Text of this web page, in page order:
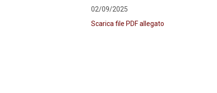
02/09/2025
Scarica file PDF allegato